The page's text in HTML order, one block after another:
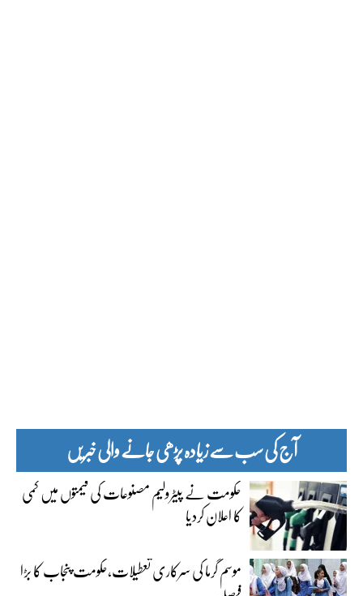
آج کی سب سے زیادہ پڑھی جانے والی خبریں
حکومت نے پیٹرولیم مصنوعات کی قیمتوں میں کمی
کا اعلان کردیا
موسم گرما کی سرکاری تعطیلات،حکومت پنجاب کا بڑا